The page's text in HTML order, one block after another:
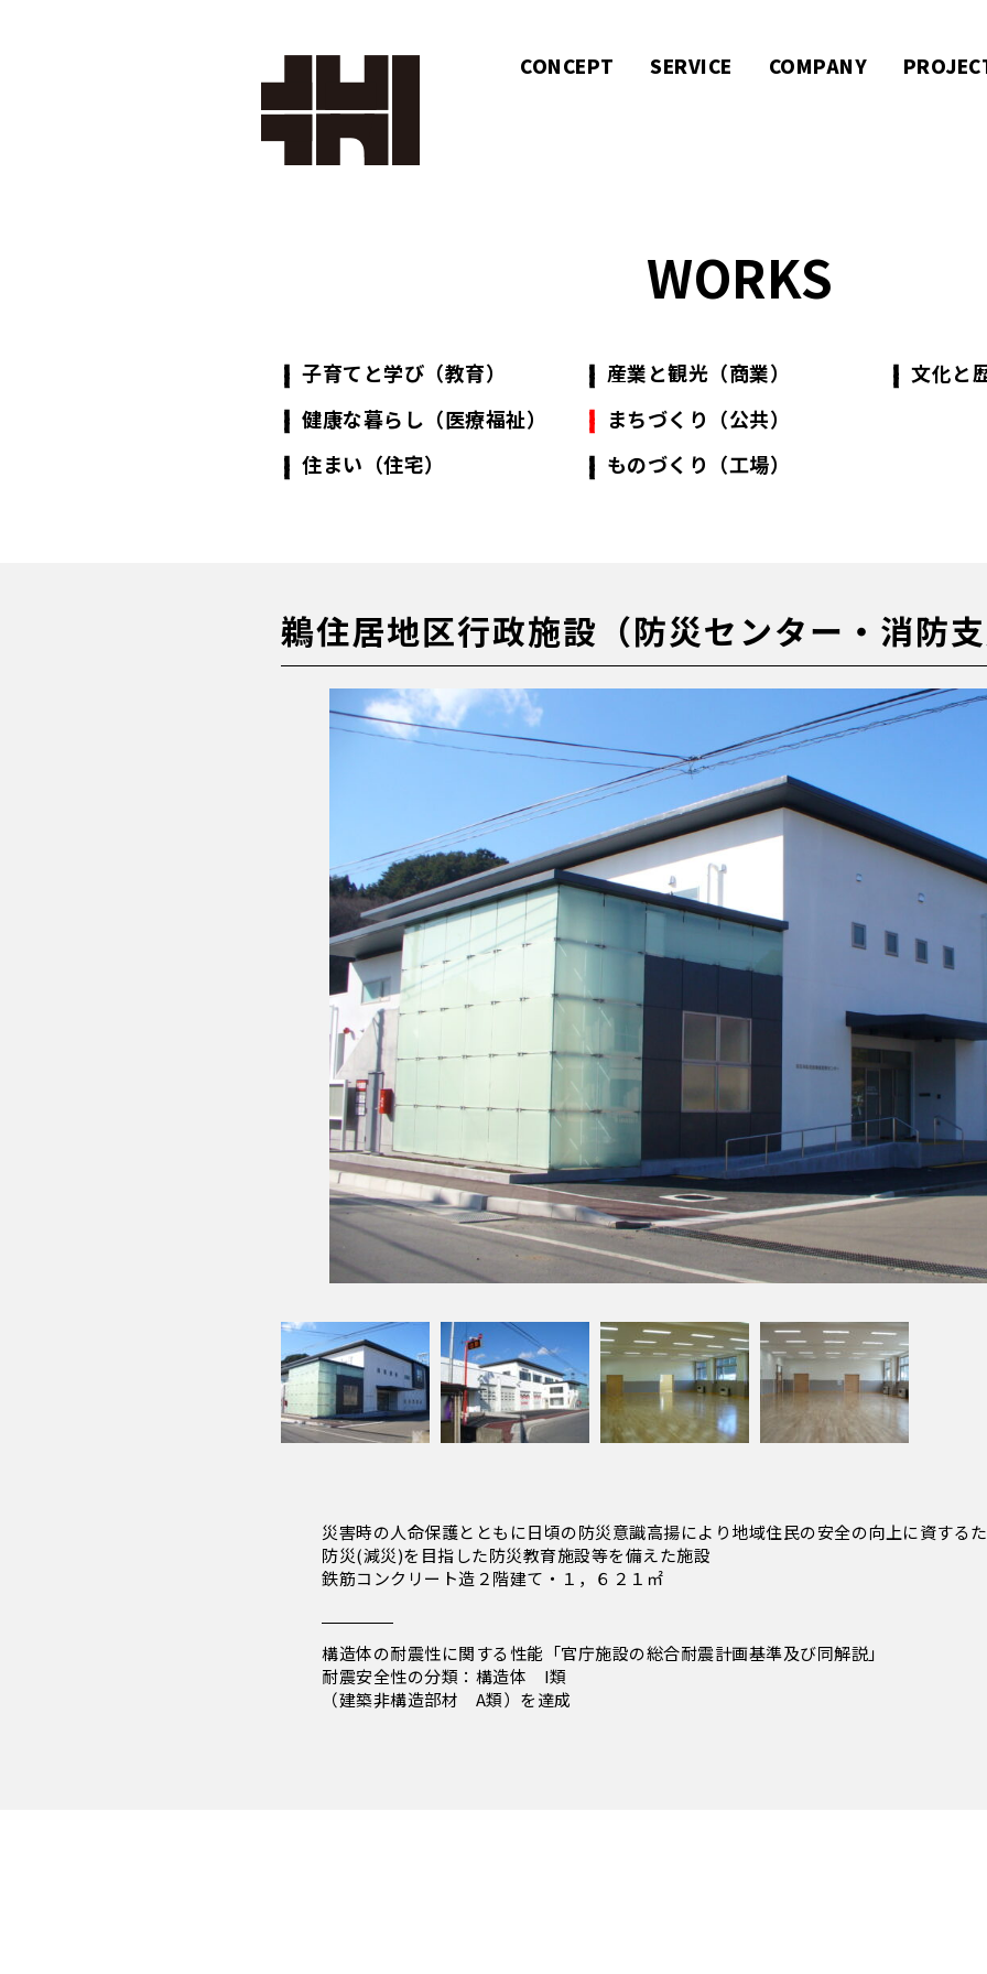
CONCEPT SERVICE COMPANY
WORKS
子育てと学び（教育） 産業と観光（商業）
文化と
健康な暮らし（医療福祉）
まちづくり（公共）
住まい（住宅）
ものづくり（工場）
鵜住居地区行政施設（防災センター・消防
災害時の人命保護とともに日頃の防災意識高揚により地域住民の安全の向上に資する
防災(減災)を目指した防災教育施設等を備えた施設
鉄筋コンクリート造２階建て・１，６２１㎡
構造体の耐震性に関する性能「官庁施設の総合耐震計画基準及び同解説」
耐震安全性の分類：構造体 I類
（建築非構造部材 A類）を達成